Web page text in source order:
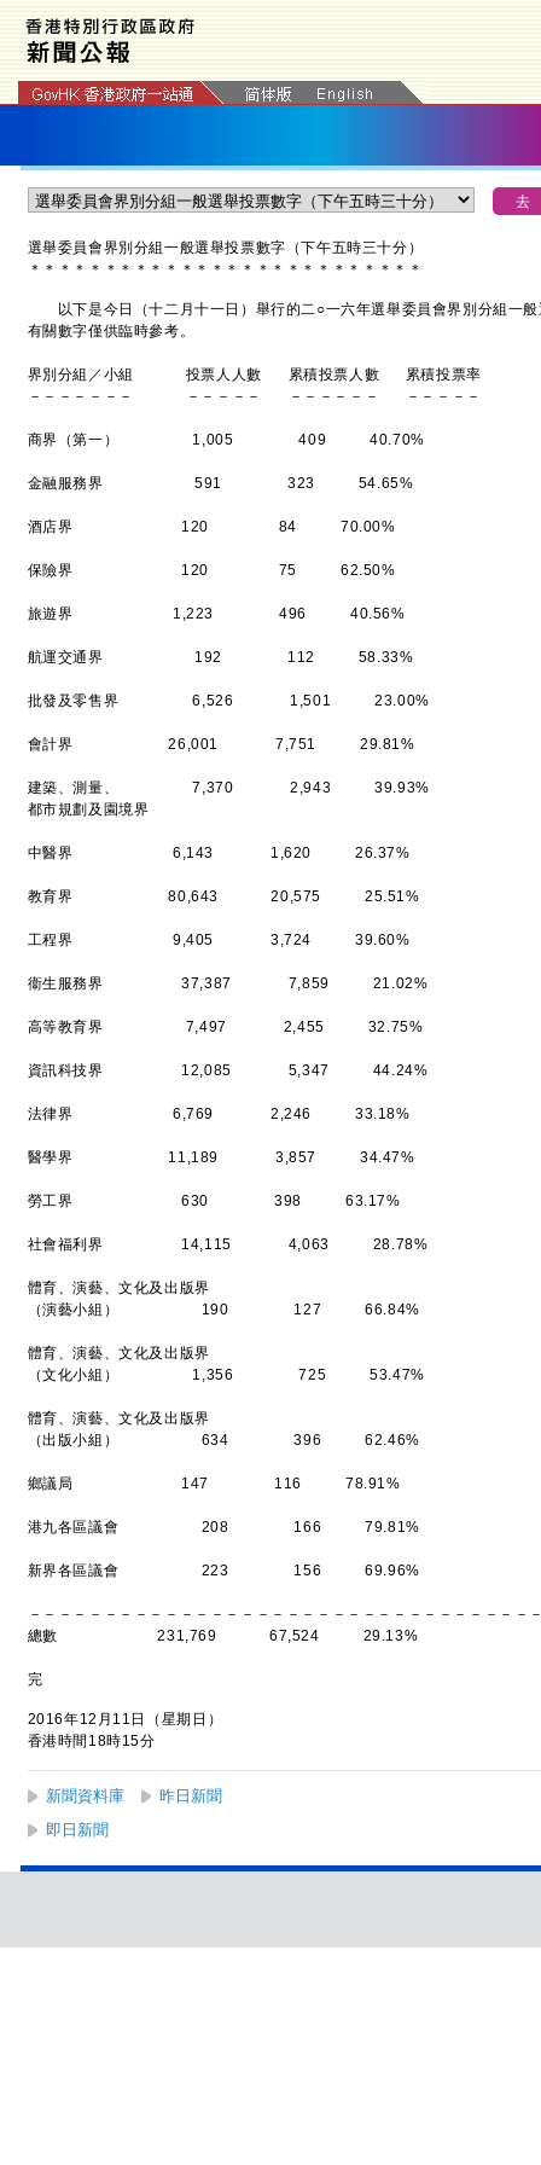
選舉委員會界別分組一般選舉投票數字（下午五時三十分）
＊ ＊ ＊ ＊ ＊ ＊ ＊ ＊ ＊ ＊ ＊ ＊ ＊ ＊ ＊ ＊ ＊ ＊ ＊ ＊ ＊ ＊ ＊ ＊ ＊ ＊
以下是今日（十二月十一日）舉行的二○一六年選舉委員會界別分組一般
有關數字僅供臨時參考。
界別分組／小組 投票人人數 累積投票人數 累積投票率
－－－－－－－ －－－－－ －－－－－－ －－－－－
商界（第一） 1,005 409 40.70%
金融服務界 591 323 54.65%
酒店界 120 84 70.00%
保險界 120 75 62.50%
旅遊界 1,223 496 40.56%
航運交通界 192 112 58.33%
批發及零售界 6,526 1,501 23.00%
會計界 26,001 7,751 29.81%
建築、測量、 7,370 2,943 39.93%
都市規劃及園境界
中醫界 6,143 1,620 26.37%
教育界 80,643 20,575 25.51%
工程界 9,405 3,724 39.60%
衞生服務界 37,387 7,859 21.02%
高等教育界 7,497 2,455 32.75%
資訊科技界 12,085 5,347 44.24%
法律界 6,769 2,246 33.18%
醫學界 11,189 3,857 34.47%
勞工界 630 398 63.17%
社會福利界 14,115 4,063 28.78%
體育、演藝、文化及出版界
（演藝小組） 190 127 66.84%
體育、演藝、文化及出版界
（文化小組） 1,356 725 53.47%
體育、演藝、文化及出版界
（出版小組） 634 396 62.46%
鄉議局 147 116 78.91%
港九各區議會 208 166 79.81%
新界各區議會 223 156 69.96%
－－－－－－－－－－－－－－－－－－－－－－－－－－－－－－－－－
總數 231,769 67,524 29.13%
完
2016年12月11日（星期日）
香港時間18時15分
新聞資料庫
昨日新聞
即日新聞